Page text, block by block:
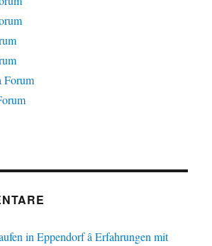
Forum
in Eppendorf â Erfahrungen mit